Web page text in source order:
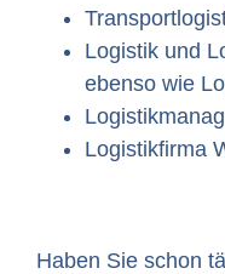
Logistik und
ebenso wie
Logistikfirma
Haben Sie schon